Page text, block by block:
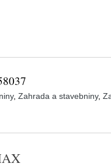
, Zahrada a stavebniny,